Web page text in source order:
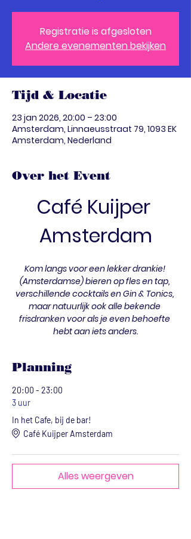
Registratie is afgesloten
Andere evenementen bekijken
Tijd & Locatie
23 jan 2026, 20:00 – 23:00
Amsterdam, Linnaeusstraat 79, 1093 EK
Amsterdam, Nederland
Over het Event
Café Kuijper
Amsterdam
Kom langs voor een lekker drankie!
(Amsterdamse) bieren op fles en tap,
verschillende cocktails en Gin & Tonics,
maar natuurlijk ook alle bekende
frisdranken voor als je even behoefte
hebt aan iets anders.
Planning
20:00 - 23:00
3 uur
In het Cafe, bij de bar!
Café Kuijper Amsterdam
Alles weergeven